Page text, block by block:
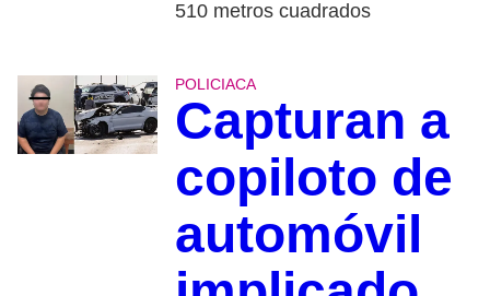
510 metros cuadrados
POLICIACA
Capturan a
copiloto de
automóvil